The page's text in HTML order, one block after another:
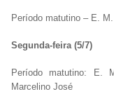
Período matutino – E.
Segunda-feira (5/7)
Período matutino: E.
Marcelino José